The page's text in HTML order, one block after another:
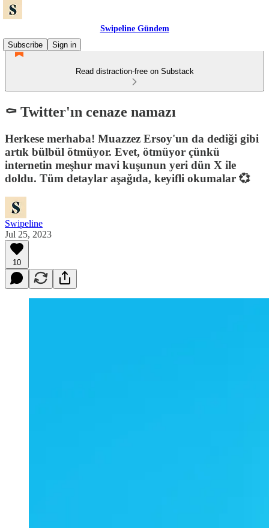
Swipeline Gündem
Subscribe
Sign in
Read distraction-free on Substack
⚰️ Twitter'ın cenaze namazı
Herkese merhaba! Muazzez Ersoy'un da dediği gibi
artık bülbül ötmüyor. Evet, ötmüyor çünkü
internetin meşhur mavi kuşunun yeri dün X ile
doldu. Tüm detaylar aşağıda, keyifli okumalar 💞
Swipeline
Jul 25, 2023
10